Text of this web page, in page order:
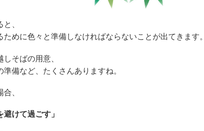
、
ために色々と準備しなければならないことが出てきます。
そばの用意、
備など、たくさんありますね。
、
避けて過ごす」